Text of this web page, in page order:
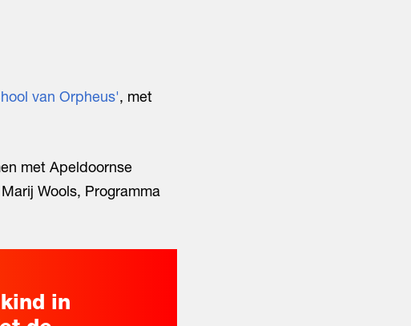
van Orpheus', met
met Apeldoornse
Wools, Programma
in